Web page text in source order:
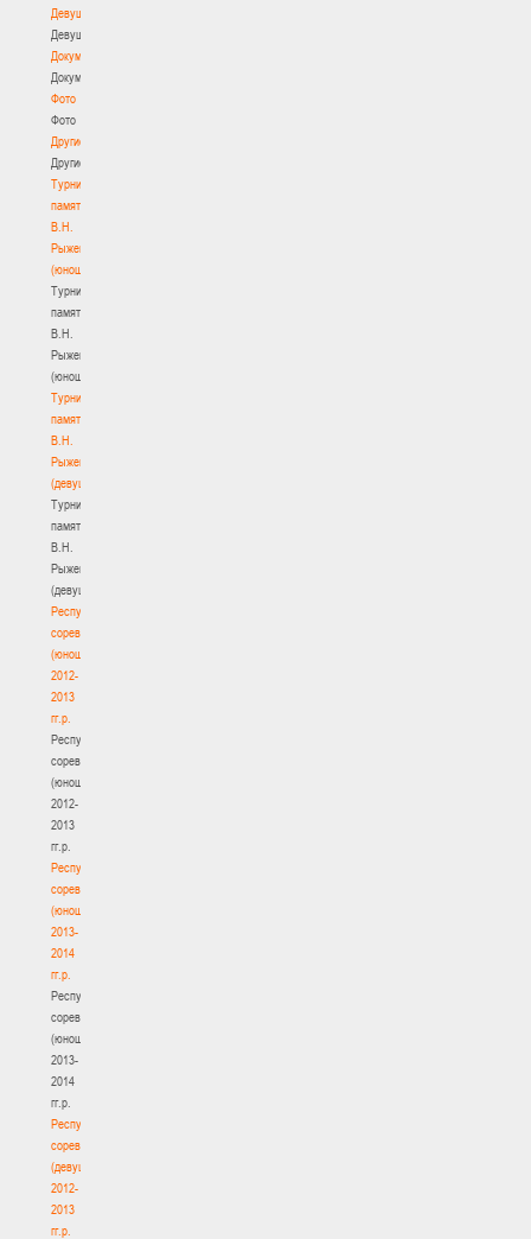
Девушки
Девушки
Документы
Документы
Фото
Фото
Другие
Другие
Турнир
памяти
В.Н.
Рыженкова
(юноши)
Турнир
памяти
В.Н.
Рыженкова
(юноши)
Турнир
памяти
В.Н.
Рыженкова
(девушки)
Турнир
памяти
В.Н.
Рыженкова
(девушки)
Республиканские
соревнования
(юноши)
2012-
2013
гг.р.
Республиканские
соревнования
(юноши)
2012-
2013
гг.р.
Республиканские
соревнования
(юноши)
2013-
2014
гг.р.
Республиканские
соревнования
(юноши)
2013-
2014
гг.р.
Республиканские
соревнования
(девушки)
2012-
2013
гг.р.